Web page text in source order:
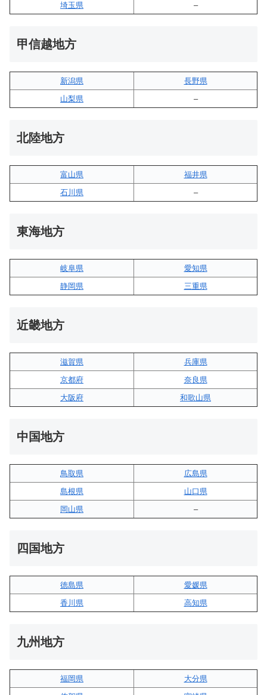
埼玉県
–
甲信越地方
新潟県
長野県
山梨県
–
北陸地方
富山県
福井県
石川県
–
東海地方
岐阜県
愛知県
静岡県
三重県
近畿地方
滋賀県
兵庫県
京都府
奈良県
大阪府
和歌山県
中国地方
鳥取県
広島県
島根県
山口県
岡山県
–
四国地方
徳島県
愛媛県
香川県
高知県
九州地方
福岡県
大分県